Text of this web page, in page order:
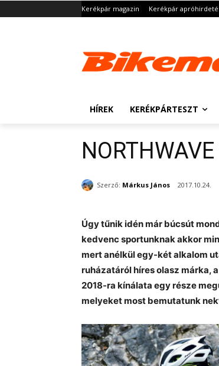
Kerékpár magazin Kerékpár
HÍREK KERÉKPÁRTESZT
Szerző: Márkus János 2017.10.24.
Úgy tűnik idén már búcsút
kedvenc sportunknak akkor
mert anélkül egy-két alkalom
ruházatáról híres olasz márka,
2018-ra kínálata egy része
melyeket most bemutatunk